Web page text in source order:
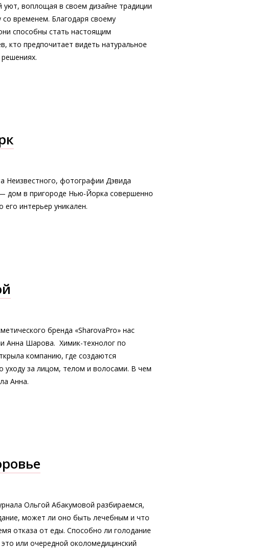
воплощая в своем дизайне традиции
временем. Благодаря своему
способны стать настоящим
кто предпочитает видеть натуральное
Неизвестного, фотографии Дэвида
дом в пригороде Нью-Йорка совершенно
его интерьер уникален.
бренда «SharovaPro» нас
Анна Шарова. Химик-технолог по
компанию, где создаются
уходу за лицом, телом и волосами. В чем
Анна.
Ольгой Абакумовой разбираемся,
может ли оно быть лечебным и что
отказа от еды. Способно ли голодание
или очередной околомедицинский